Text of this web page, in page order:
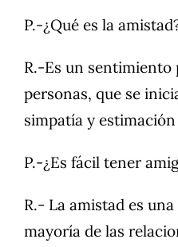
P.-¿Qué es la
R.-Es un sentimiento
personas, que se
simpatía y
P.-¿Es fácil tener
R.- La amistad es
mayoría de las